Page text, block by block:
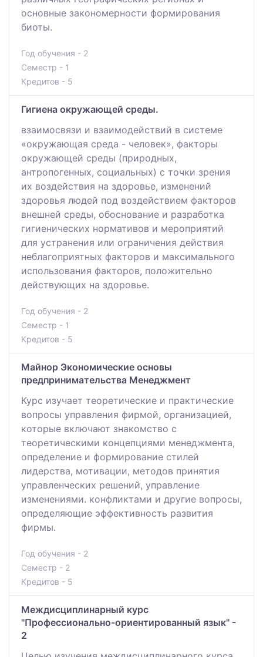
основные закономерности формирования
биоты.
Год обучения - 2
Семестр - 1
Кредитов - 5
Гигиена окружающей среды.
взаимосвязи и взаимодействий в системе
«окружающая среда - человек», факторы
окружающей среды (природных,
антропогенных, социальных) с точки зрения
их воздействия на здоровье, изменений
здоровья людей под воздействием факторов
внешней среды, обоснование и разработка
гигиенических нормативов и мероприятий
для устранения или ограничения действия
неблагоприятных факторов и максимального
использования факторов, положительно
действующих на здоровье.
Год обучения - 2
Семестр - 1
Кредитов - 5
Майнор Экономические основы
предпринимательства Менеджмент
Курс изучает теоретические и практические
вопросы управления фирмой, организацией,
которые включают знакомство с
теоретическими концепциями менеджмента,
определение и формирование стилей
лидерства, мотивации, методов принятия
управленческих решений, управление
изменениями. конфликтами и другие вопросы,
определяющие эффективность развития
фирмы.
Год обучения - 2
Семестр - 2
Кредитов - 5
Междисциплинарный курс
"Профессионально-ориентированный язык" -
2